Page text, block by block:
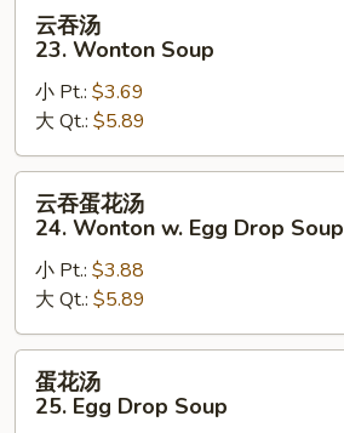
23.
Wonton
Soup
云吞汤
23. Wonton Soup
小 Pt.: $3.69
大 Qt.: $5.89
24.
Wonton
Egg
云吞蛋花汤
24. Wonton w. Egg Drop Soup
小 Pt.: $3.88
大 Qt.: $5.89
蛋花汤
25. Egg Drop Soup